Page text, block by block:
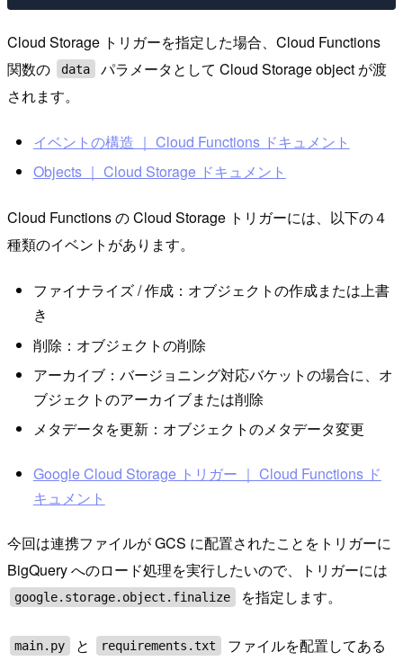
Cloud Storage トリガーを指定した場合、Cloud Functions
関数の
data
パラメータとして Cloud Storage object が渡
されます。
イベントの構造 ｜ Cloud Functions ドキュメント
Objects ｜ Cloud Storage ドキュメント
Cloud Functions の Cloud Storage トリガーには、以下の４
種類のイベントがあります。
ファイナライズ / 作成：オブジェクトの作成または上書
き
削除：オブジェクトの削除
アーカイブ：バージョニング対応バケットの場合に、オ
ブジェクトのアーカイブまたは削除
メタデータを更新：オブジェクトのメタデータ変更
Google Cloud Storage トリガー ｜ Cloud Functions ド
キュメント
今回は連携ファイルが GCS に配置されたことをトリガーに
BigQuery へのロード処理を実行したいので、トリガーには
google.storage.object.finalize を指定します。
main.py と requirements.txt
ファイルを配置してある